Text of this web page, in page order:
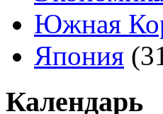
Южная
Япония
Календарь